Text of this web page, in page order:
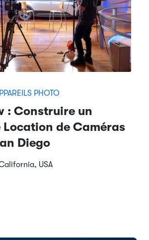
PHOTO
: Construire un
Location de Caméras
Diego
USA